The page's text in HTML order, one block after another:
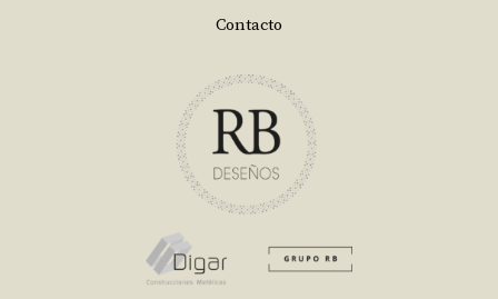
Contacto